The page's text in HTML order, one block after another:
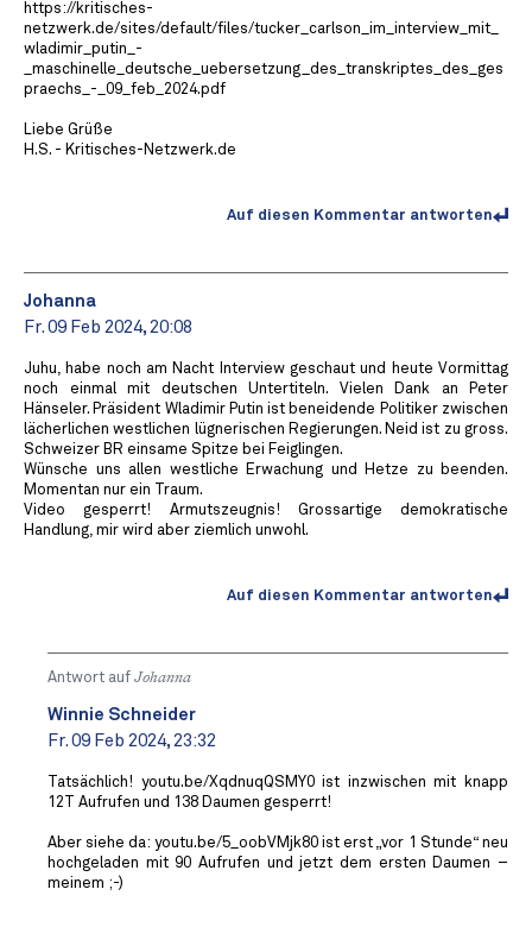
https://kritisches-
netzwerk.de/sites/default/files/tucker_carlson_im_interview_mit_
wladimir_putin_-
_maschinelle_deutsche_uebersetzung_des_transkriptes_des_ges
praechs_-_09_feb_2024.pdf
Liebe Grüße
H.S. - Kritisches-Netzwerk.de
Auf diesen Kommentar antworten
Johanna
Fr. 09 Feb 2024, 20:08
Juhu, habe noch am Nacht Interview geschaut und heute Vormittag
noch einmal mit deutschen Untertiteln. Vielen Dank an Peter
Hänseler. Präsident Wladimir Putin ist beneidende Politiker zwischen
lächerlichen westlichen lügnerischen Regierungen. Neid ist zu gross.
Schweizer BR einsame Spitze bei Feiglingen.
Wünsche uns allen westliche Erwachung und Hetze zu beenden.
Momentan nur ein Traum.
Video gesperrt! Armutszeugnis! Grossartige demokratische
Handlung, mir wird aber ziemlich unwohl.
Auf diesen Kommentar antworten
Antwort auf Johanna
Winnie Schneider
Fr. 09 Feb 2024, 23:32
Tatsächlich! youtu.be/XqdnuqQSMY0 ist inzwischen mit knapp
12T Aufrufen und 138 Daumen gesperrt!
Aber siehe da: youtu.be/5_oobVMjk80 ist erst „vor 1 Stunde“ neu
hochgeladen mit 90 Aufrufen und jetzt dem ersten Daumen –
meinem ;-)